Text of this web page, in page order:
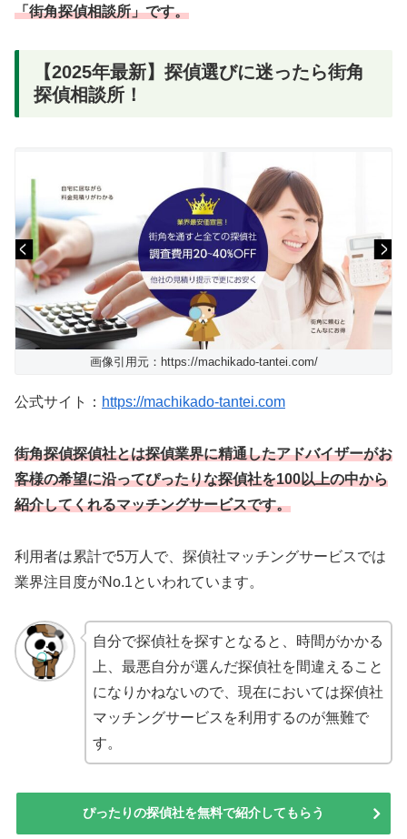
「街角探偵相談所」です。
【2025年最新】探偵選びに迷ったら街角
探偵相談所！
画像引用元：https://machikado-tantei.com/
公式サイト： https://machikado-tantei.com
街角探偵探偵社とは探偵業界に精通したアドバイザーがお
客様の希望に沿ってぴったりな探偵社を100以上の中から
紹介してくれるマッチングサービスです。
利用者は累計で5万人で、探偵社マッチングサービスでは
業界注目度がNo.1といわれています。
自分で探偵社を探すとなると、時間がかかる
上、最悪自分が選んだ探偵社を間違えること
になりかねないので、現在においては探偵社
マッチングサービスを利用するのが無難で
す。
ぴったりの探偵社を無料で紹介してもらう